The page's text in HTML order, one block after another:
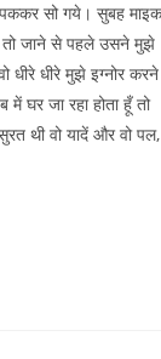
सो गये। सुबह माइक
तो जाने से पहले उसने मुझे
धीरे मुझे इग्नोर करने
घर जा रहा होता हूँ तो
थी वो यादें और वो पल,